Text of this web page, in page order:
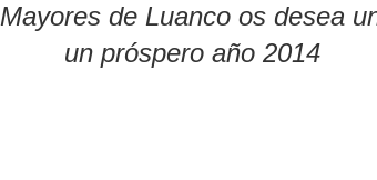
de Luanco os desea
un próspero año 2014